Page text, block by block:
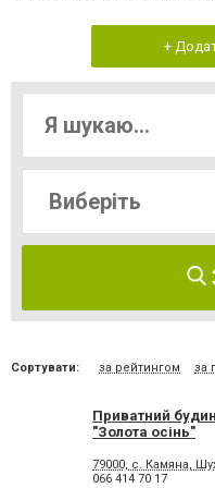
+
Сортувати: за рейтингом за
Приватний
"Золота осінь"
79000, с. Камяна,
066 414 70 17